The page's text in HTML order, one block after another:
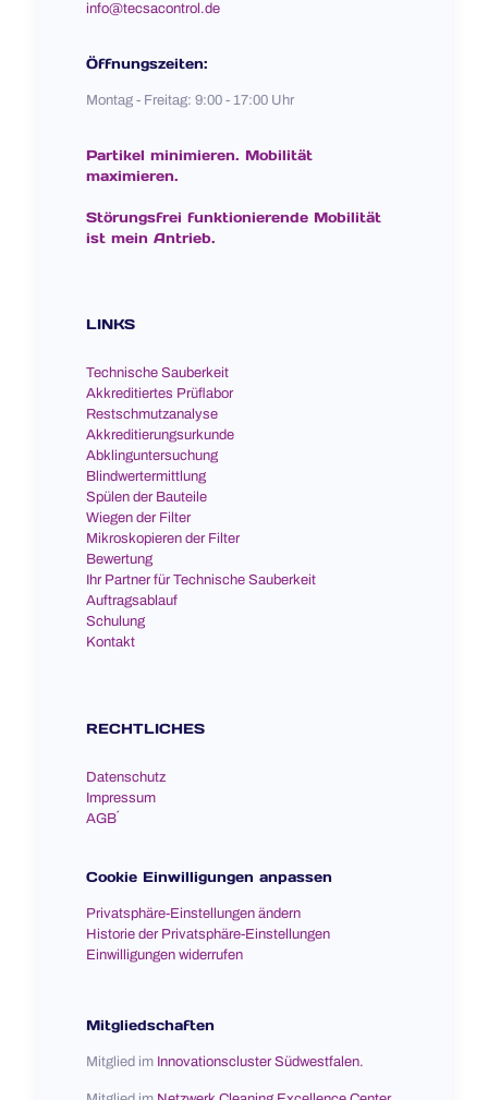
info@tecsacontrol.de
Öffnungszeiten:
Montag - Freitag: 9:00 - 17:00 Uhr
Partikel minimieren. Mobilität
maximieren.
Störungsfrei funktionierende Mobilität
ist mein Antrieb.
LINKS
Technische Sauberkeit
Akkreditiertes Prüflabor
Restschmutzanalyse
Akkreditierungsurkunde
Abklinguntersuchung
Blindwertermittlung
Spülen der Bauteile
Wiegen der Filter
Mikroskopieren der Filter
Bewertung
Ihr Partner für Technische Sauberkeit
Auftragsablauf
Schulung
Kontakt
RECHTLICHES
Datenschutz
Impressum
AGB´
Cookie Einwilligungen anpassen
Privatsphäre-Einstellungen ändern
Historie der Privatsphäre-Einstellungen
Einwilligungen widerrufen
Mitgliedschaften
Mitglied im Innovationscluster Südwestfalen.